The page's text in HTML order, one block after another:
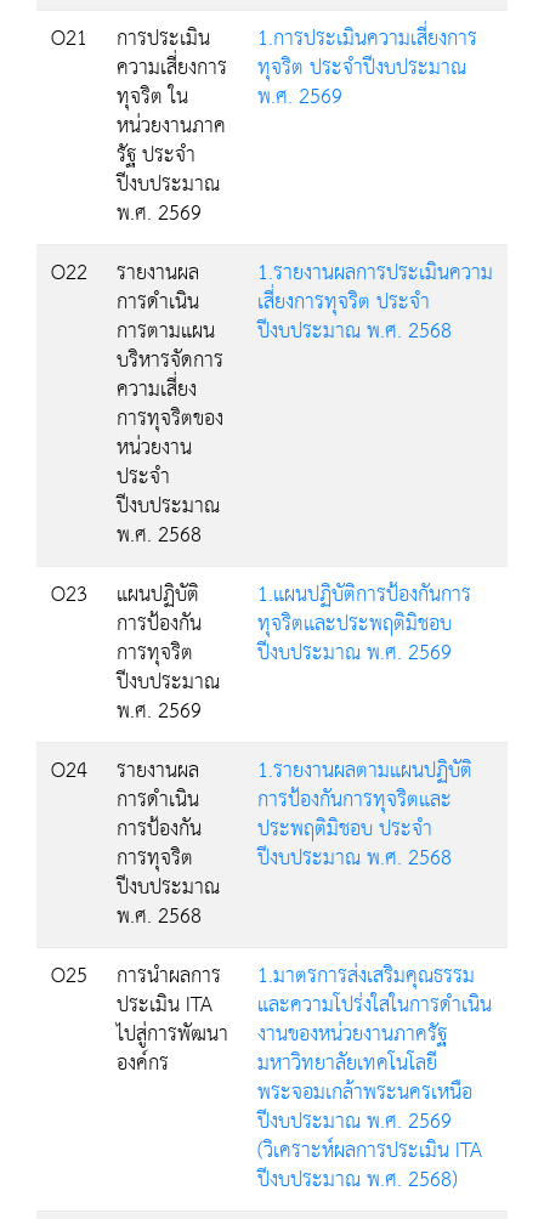
O21
การประเมิน
ความเสี่ยงการ
ทุจริต ใน
หน่วยงานภาค
รัฐ ประจำ
ปีงบประมาณ
พ.ศ. 2569
1.การประเมินความเสี่ยงการ
ทุจริต ประจำปีงบประมาณ
พ.ศ. 2569
O22 รายงานผล
การดำเนิน
การตามแผน
บริหารจัดการ
ความเสี่ยง
การทุจริตของ
หน่วยงาน
ประจำ
ปีงบประมาณ
พ.ศ. 2568
1.รายงานผลการประเมินความ
เสี่ยงการทุจริต ประจำ
ปีงบประมาณ พ.ศ. 2568
O23 แผนปฏิบัติ
การป้องกัน
การทุจริต
ปีงบประมาณ
พ.ศ. 2569
1.แผนปฏิบัติการป้องกันการ
ทุจริตและประพฤติมิชอบ
ปีงบประมาณ พ.ศ. 2569
O24 รายงานผล
การดำเนิน
การป้องกัน
การทุจริต
ปีงบประมาณ
พ.ศ. 2568
1.รายงานผลตามแผนปฏิบัติ
การป้องกันการทุจริตและ
ประพฤติมิชอบ ประจำ
ปีงบประมาณ พ.ศ. 2568
O25 การนำผลการ
ประเมิน ITA
ไปสู่การพัฒนา
องค์กร
1.มาตรการส่งเสริมคุณธรรม
และความโปร่งใสในการดำเนิน
งานของหน่วยงานภาครัฐ
มหาวิทยาลัยเทคโนโลยี
พระจอมเกล้าพระนครเหนือ
ปีงบประมาณ พ.ศ. 2569
(วิเคราะห์ผลการประเมิน ITA
ปีงบประมาณ พ.ศ. 2568)